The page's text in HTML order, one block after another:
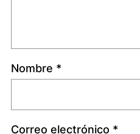
Nombre *
Correo electrónico *